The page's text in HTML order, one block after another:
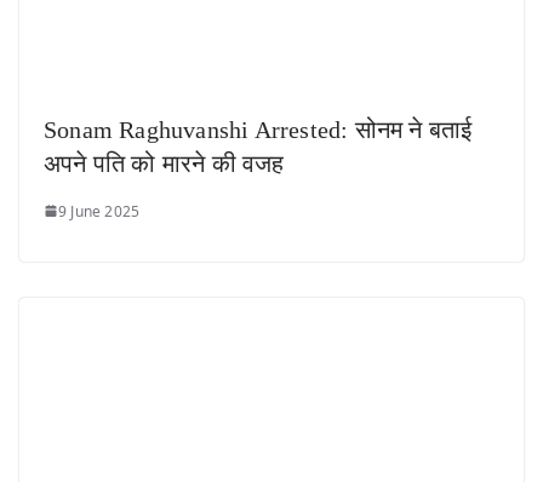
Sonam Raghuvanshi Arrested: सोनम ने बताई
अपने पति को मारने की वजह
9 June 2025